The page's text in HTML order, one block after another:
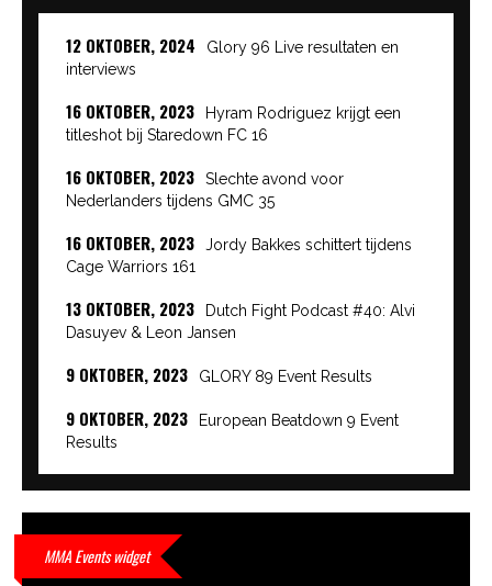
12 OKTOBER, 2024
Glory 96 Live resultaten en
interviews
16 OKTOBER, 2023
Hyram Rodriguez krijgt een
titleshot bij Staredown FC 16
16 OKTOBER, 2023
Slechte avond voor
Nederlanders tijdens GMC 35
16 OKTOBER, 2023
Jordy Bakkes schittert tijdens
Cage Warriors 161
13 OKTOBER, 2023
Dutch Fight Podcast #40: Alvi
Dasuyev & Leon Jansen
9 OKTOBER, 2023 GLORY 89 Event Results
9 OKTOBER, 2023
European Beatdown 9 Event
Results
9 OKTOBER, 2023
waar hij van gemaakt is…
MMA Events widget